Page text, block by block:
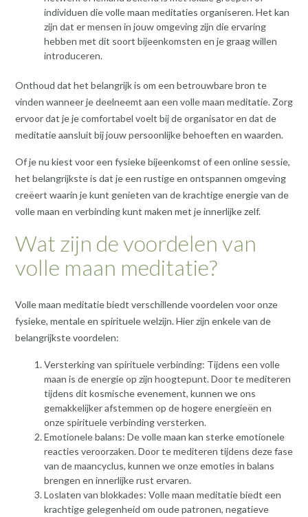
individuen die volle maan meditaties organiseren. Het kan
zijn dat er mensen in jouw omgeving zijn die ervaring
hebben met dit soort bijeenkomsten en je graag willen
introduceren.
Onthoud dat het belangrijk is om een betrouwbare bron te
vinden wanneer je deelneemt aan een volle maan meditatie. Zorg
ervoor dat je je comfortabel voelt bij de organisator en dat de
meditatie aansluit bij jouw persoonlijke behoeften en waarden.
Of je nu kiest voor een fysieke bijeenkomst of een online sessie,
het belangrijkste is dat je een rustige en ontspannen omgeving
creëert waarin je kunt genieten van de krachtige energie van de
volle maan en verbinding kunt maken met je innerlijke zelf.
Wat zijn de voordelen van
volle maan meditatie?
Volle maan meditatie biedt verschillende voordelen voor onze
fysieke, mentale en spirituele welzijn. Hier zijn enkele van de
belangrijkste voordelen:
Versterking van spirituele verbinding: Tijdens een volle
maan is de energie op zijn hoogtepunt. Door te mediteren
tijdens dit kosmische evenement, kunnen we ons
gemakkelijker afstemmen op de hogere energieën en
onze spirituele verbinding versterken.
Emotionele balans: De volle maan kan sterke emotionele
reacties veroorzaken. Door te mediteren tijdens deze fase
van de maancyclus, kunnen we onze emoties in balans
brengen en innerlijke rust ervaren.
Loslaten van blokkades: Volle maan meditatie biedt een
krachtige gelegenheid om oude patronen, negatieve